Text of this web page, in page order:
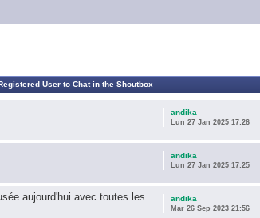
User to Chat in the Shoutbox
andika
Lun 27 Jan 2025 17:26
andika
Lun 27 Jan 2025 17:25
aujourd'hui avec toutes les
andika
Mar 26 Sep 2023 21:56